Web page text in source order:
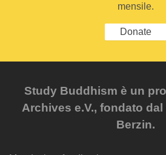
mensile.
Donate
Study Buddhism è un
Archives e.V., fondato
Berzin.